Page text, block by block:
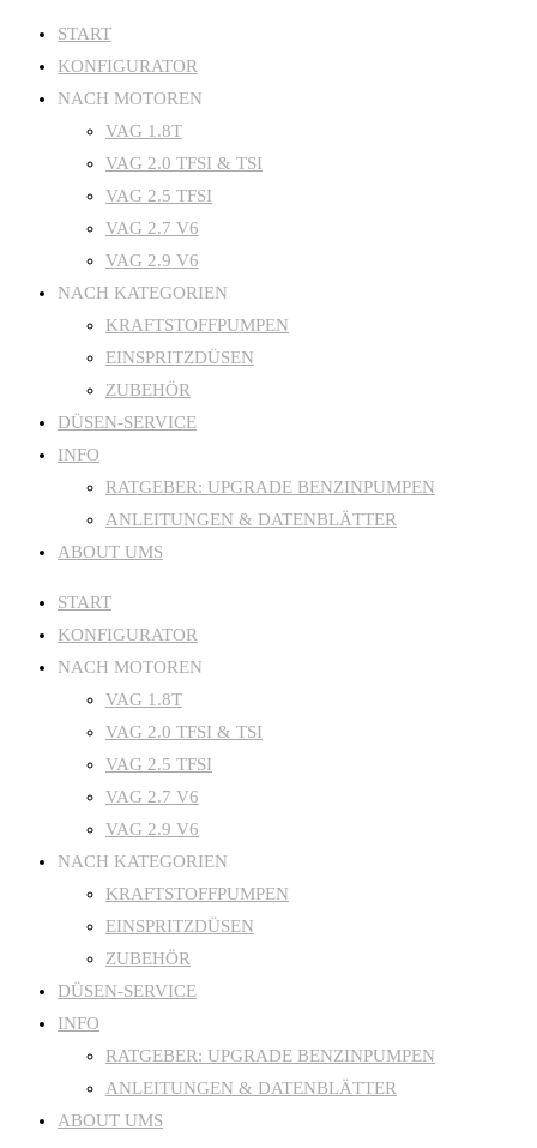
Zum
Inhalt
START
KONFIGURATOR
NACH MOTOREN
VAG 1.8T
VAG 2.0 TFSI & TSI
VAG 2.5 TFSI
VAG 2.7 V6
VAG 2.9 V6
NACH KATEGORIEN
KRAFTSTOFFPUMPEN
EINSPRITZDÜSEN
ZUBEHÖR
DÜSEN-SERVICE
INFO
RATGEBER: UPGRADE BENZINPUMPEN
ANLEITUNGEN & DATENBLÄTTER
ABOUT UMS
START
KONFIGURATOR
NACH MOTOREN
VAG 1.8T
VAG 2.0 TFSI & TSI
VAG 2.5 TFSI
VAG 2.7 V6
VAG 2.9 V6
NACH KATEGORIEN
KRAFTSTOFFPUMPEN
EINSPRITZDÜSEN
ZUBEHÖR
DÜSEN-SERVICE
INFO
RATGEBER: UPGRADE BENZINPUMPEN
ANLEITUNGEN & DATENBLÄTTER
ABOUT UMS